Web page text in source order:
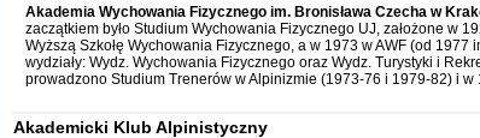
Akademia Wychowania Fizycznego im. Bronisława Czecha w
zaczątkiem było Studium Wychowania Fizycznego UJ, założone w
Wyższą Szkołę Wychowania Fizycznego, a w 1973 w AWF (od 1977
wydziały: Wydz. Wychowania Fizycznego oraz Wydz. Turystyki i
prowadzono Studium Trenerów w Alpinizmie (1973-76 i 1979-82) i w
Akademicki Klub Alpinistyczny